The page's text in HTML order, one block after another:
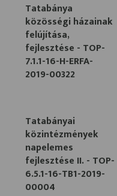
Tatabánya
közösségi házainak
felújítása,
fejlesztése - TOP-
7.1.1-16-H-ERFA-
2019-00322
Tatabányai
közintézmények
napelemes
fejlesztése II. - TOP-
6.5.1-16-TB1-2019-
00004